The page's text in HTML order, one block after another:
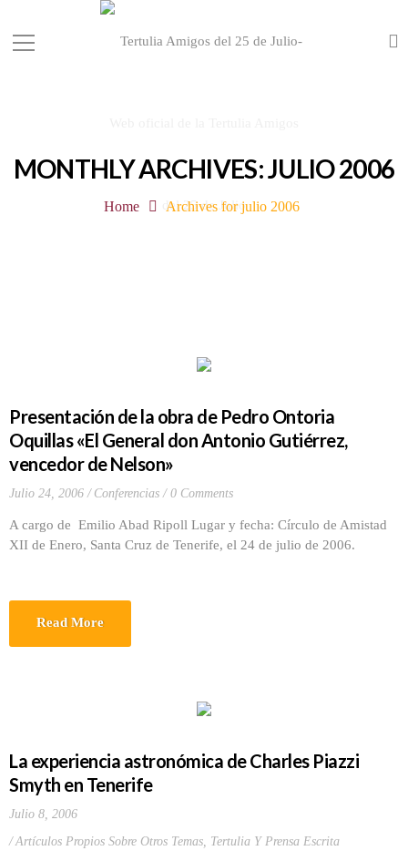
MONTHLY ARCHIVES: JULIO 2006
Home Archives for julio 2006
Presentación de la obra de Pedro Ontoria
Oquillas «El General don Antonio Gutiérrez,
vencedor de Nelson»
Julio 24, 2006 Conferencias 0 Comments
A cargo de Emilio Abad Ripoll Lugar y fecha: Círculo de Amistad
XII de Enero, Santa Cruz de Tenerife, el 24 de julio de 2006.
Read More
La experiencia astronómica de Charles Piazzi
Smyth en Tenerife
Julio 8, 2006
Artículos Propios Sobre Otros Temas, Tertulia Y Prensa Escrita